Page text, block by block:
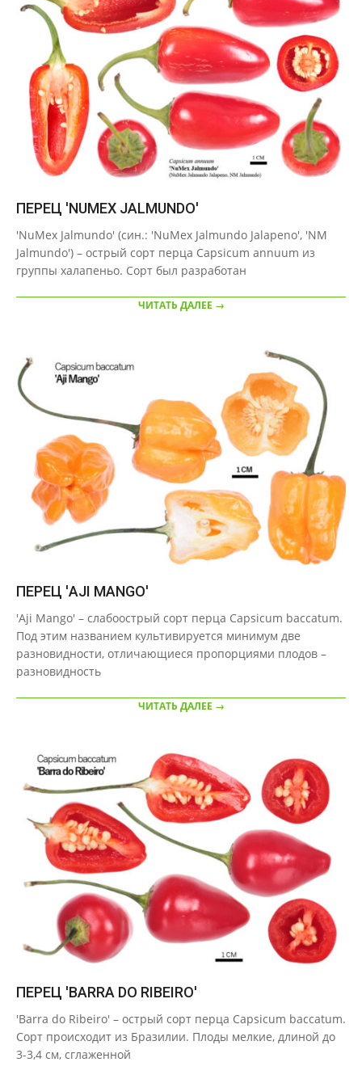
ПЕРЕЦ 'NUMEX JALMUNDO'
10-
03
'NuMex Jalmundo' (син.: 'NuMex Jalmundo Jalapeno', 'NM
Jalmundo') – острый сорт перца Capsicum annuum из
группы халапеньо. Сорт был разработан
ЧИТАТЬ ДАЛЕЕ →
ПЕРЕЦ 'AJI MANGO'
09-
29
'Aji Mango' – слабоострый сорт перца Capsicum baccatum.
Под этим названием культивируется минимум две
разновидности, отличающиеся пропорциями плодов –
разновидность
ЧИТАТЬ ДАЛЕЕ →
ПЕРЕЦ 'BARRA DO RIBEIRO'
09-
29
'Barra do Ribeiro' – острый сорт перца Capsicum baccatum.
Сорт происходит из Бразилии. Плоды мелкие, длиной до
3-3,4 см, сглаженной